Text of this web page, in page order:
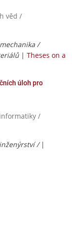
věd /
/
| Theses on a
úloh pro
/
/ |